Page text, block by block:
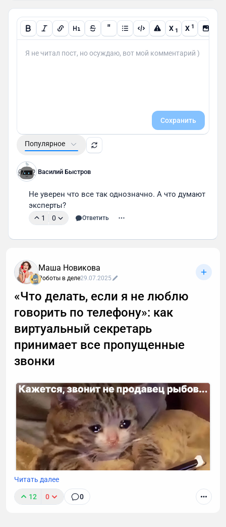
" X 1 X 1
Сохранить
Популярное
Василий Быстров
Не уверен что все так однозначно. А что думают
эксперты?
1 0 Ответить
Маша Новикова
Роботы в деле29.07.2025
«Что делать, если я не люблю
говорить по телефону»: как
виртуальный секретарь
принимает все пропущенные
звонки
Читать далее
12 0 0